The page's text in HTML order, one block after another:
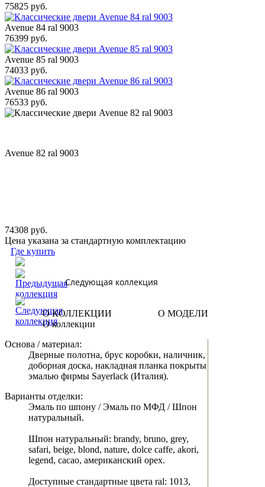
75825 руб.
Avenue 84 ral 9003
76399 руб.
Avenue 85 ral 9003
74033 руб.
Avenue 86 ral 9003
76533 руб.
Avenue 82 ral 9003
74308 руб.
Цена указана за стандартную комплектацию
Где купить
Следующая коллекция
О КОЛЛЕКЦИИ
О МОДЕЛИ
О коллекции
Основа / материал:
Дверные полотна, брус коробки, наличник,
доборная доска, накладная планка покрыты
эмалью фирмы Sayerlack (Италия).
Варианты отделки:
Эмаль по шпону / Эмаль по МФД / Шпон
натуральный.
Шпон натуральный: brandy, bruno, grey,
safari, beige, blond, nature, dolce caffe, akori,
legend, cacao, американский орех.
Доступные стандартные цвета ral: 1013,